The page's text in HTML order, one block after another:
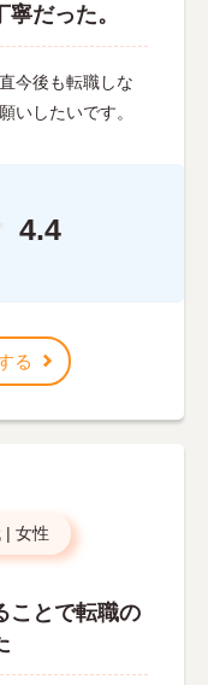
だった。
今後も転職しな
いしたいです。
4.4
る
| 女性
ことで転職の